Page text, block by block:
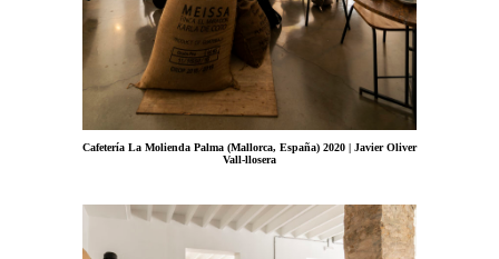
Cafetería La Molienda Palma (Mallorca, España) 2020 | Javier Oliver
Vall-llosera